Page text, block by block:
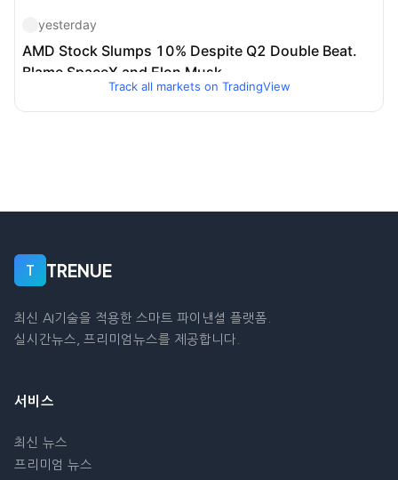
Track all markets on TradingView
T TRENUE
최신 AI기술을 적용한 스마트 파이낸셜 플랫폼.
실시간뉴스, 프리미엄뉴스를 제공합니다.
서비스
최신 뉴스
프리미엄 뉴스